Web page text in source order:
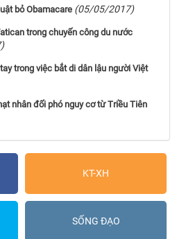
bỏ Obamacare (05/05/2017)
trong chuyến công du nước
trong việc bắt di dân lậu người Việt
nhân đối phó nguy cơ từ Triều Tiên
KT-XH
SỐNG ĐẠO